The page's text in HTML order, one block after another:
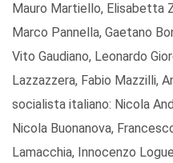
Mauro Martiello, Elisabetta
Marco Pannella, Gaetano
Vito Gaudiano, Leonardo
Lazzazzera, Fabio Mazzilli,
socialista italiano: Nicola
Nicola Buonanova,
Lamacchia, Innocenzo